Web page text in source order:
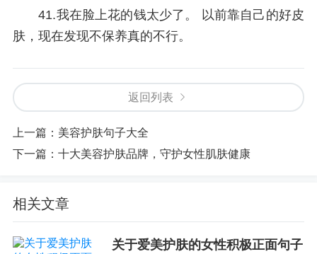
41.我在脸上花的钱太少了。 以前靠自己的好皮
肤，现在发现不保养真的不行。
返回列表
上一篇： 美容护肤句子大全
下一篇： 十大美容护肤品牌，守护女性肌肤健康
相关文章
关于爱美护肤的女性积极正面句子